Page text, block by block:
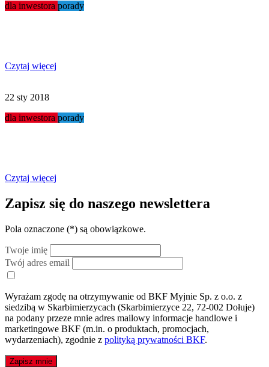
dla inwestora porady
Czytaj więcej
22 sty 2018
dla inwestora porady
Czytaj więcej
Zapisz się do naszego newslettera
Pola oznaczone (*) są obowiązkowe.
Twoje imię
Twój adres email
Wyrażam zgodę na otrzymywanie od BKF Myjnie Sp. z o.o. z
siedzibą w Skarbimierzycach (Skarbimierzyce 22, 72-002 Dołuje)
na podany przeze mnie adres mailowy informacje handlowe i
marketingowe BKF (m.in. o produktach, promocjach,
wydarzeniach), zgodnie z polityką prywatności BKF.
Zapisz mnie